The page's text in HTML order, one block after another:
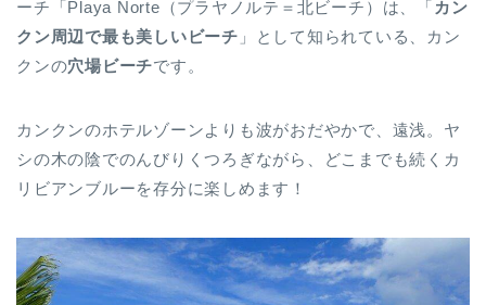
ーチ「Playa Norte（プラヤノルテ＝北ビーチ）は、「 カン
クン周辺で最も美しいビーチ 」として知られている、カン
クンの穴場ビーチです。
カンクンのホテルゾーンよりも波がおだやかで、遠浅。ヤ
シの木の陰でのんびりくつろぎながら、どこまでも続くカ
リビアンブルーを存分に楽しめます！